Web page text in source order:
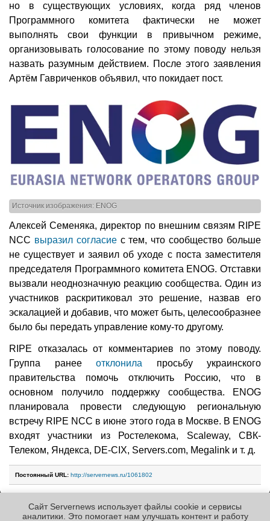
но в существующих условиях, когда ряд членов
Программного комитета фактически не может
выполнять свои функции в привычном режиме,
организовывать голосование по этому поводу нельзя
назвать разумным действием. После этого заявления
Артём Гавриченков объявил, что покидает пост.
Источник изображения: ENOG
Алексей Семеняка, директор по внешним связям RIPE
NCC выразил согласиес тем, что сообщество больше
не существует и заявил об уходе с поста заместителя
председателя Программного комитета ENOG. Отставки
вызвали неоднозначную реакцию сообщества. Один из
участников раскритиковал это решение, назвав его
эскалацией и добавив, что может быть, целесообразнее
было бы передать управление кому-то другому.
RIPE отказалась от комментариев по этому поводу.
Группа ранее отклонила просьбу украинского
правительства помочь отключить Россию, что в
основном получило поддержку сообщества. ENOG
планировала провести следующую региональную
встречу RIPE NCC в июне этого года в Москве. В ENOG
входят участники из Ростелекома, Scaleway, СВК-
Телеком, Яндекса, DE-CIX, Servers.com, Megalink и т. д.
Постоянный URL: http://servernews.ru/1061802
Следующие новости »
Сайт Servernews использует файлы cookie и сервисы
аналитики. Это помогает нам улучшать контент и работу